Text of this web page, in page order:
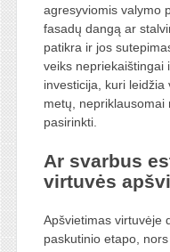
agresyviomis valymo
fasadų dangą ar
patikra ir jos
veiks nepriekaištingai
investicija, kuri
metų, nepriklausomai
pasirinkti.
Ar svarbus
virtuvės
Apšvietimas virtuvėje
paskutinio etapo,